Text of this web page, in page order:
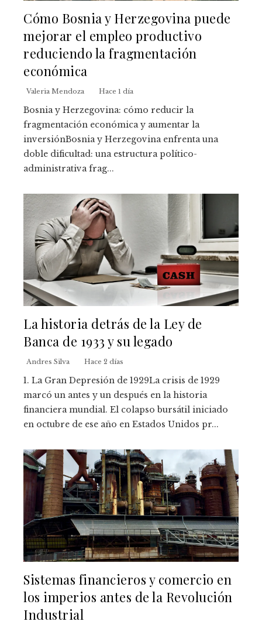
Cómo Bosnia y Herzegovina puede
mejorar el empleo productivo
reduciendo la fragmentación
económica
Valeria Mendoza Hace 1 día
Bosnia y Herzegovina: cómo reducir la
fragmentación económica y aumentar la
inversiónBosnia y Herzegovina enfrenta una
doble dificultad: una estructura político-
administrativa frag...
La historia detrás de la Ley de
Banca de 1933 y su legado
Andres Silva Hace 2 días
1. La Gran Depresión de 1929La crisis de 1929
marcó un antes y un después en la historia
financiera mundial. El colapso bursátil iniciado
en octubre de ese año en Estados Unidos pr...
Sistemas financieros y comercio en
los imperios antes de la Revolución
Industrial